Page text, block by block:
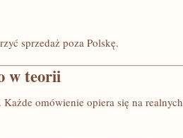
sprzedaż poza Polskę.
w teorii
omówienie opiera się na realnych